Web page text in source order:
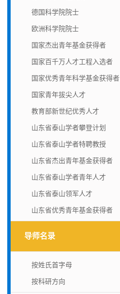
德国科学院院士
欧洲科学院院士
国家杰出青年基金获得者
国家百千万人才工程入选者
国家优秀青年科学基金获得者
国家青年拔尖人才
教育部新世纪优秀人才
山东省泰山学者攀登计划
山东省泰山学者特聘教授
山东省杰出青年基金获得者
山东省泰山学者青年人才
山东省泰山领军人才
山东省优秀青年基金获得者
导师名录
按姓氏首字母
按科研方向